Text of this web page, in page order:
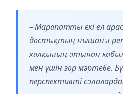
– Марапатты екі ел
достықтың нышаны
халқының атынан
мен үшін зор мәртебе.
перспективті